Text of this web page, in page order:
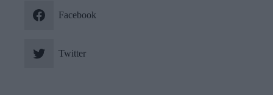
Facebook
Twitter